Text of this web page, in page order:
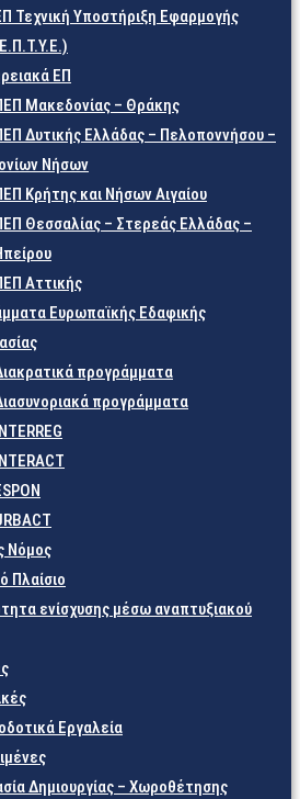
Τεχνική Υποστήριξη Εφαρμογής
ΕΠ
Μακεδονίας – Θράκης
Δυτικής Ελλάδας – Πελοποννήσου –
Νήσων
Κρήτης και Νήσων Αιγαίου
Θεσσαλίας – Στερεάς Ελλάδας –
Αττικής
Ευρωπαϊκής Εδαφικής
προγράμματα
προγράμματα
Νόμος
Πλαίσιο
ενίσχυσης μέσω αναπτυξιακού
Εργαλεία
Δημιουργίας – Χωροθέτησης